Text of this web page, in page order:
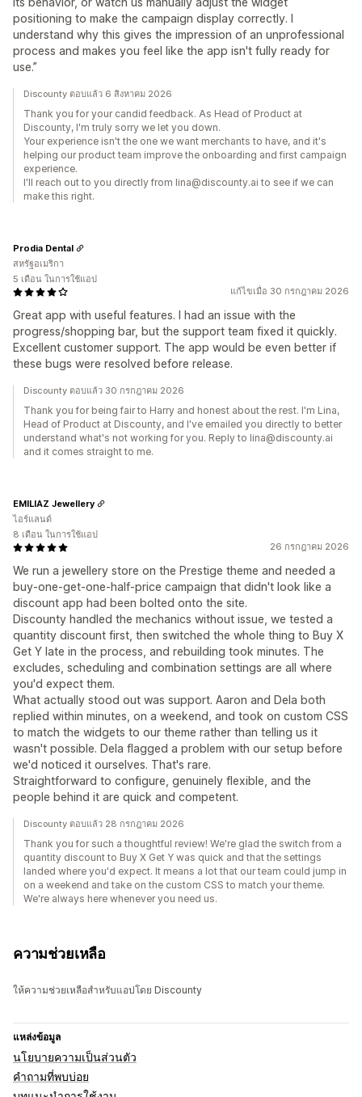
positioning to make the campaign display correctly. I
understand why this gives the impression of an unprofessional
process and makes you feel like the app isn't fully ready for
use.”
Discounty ตอบแล้ว 6 สิงหาคม 2026
Thank you for your candid feedback. As Head of Product at
Discounty, I'm truly sorry we let you down.
Your experience isn't the one we want merchants to have, and it's
helping our product team improve the onboarding and first campaign
experience.
I'll reach out to you directly from lina@discounty.ai to see if we can
make this right.
แก้ไขเมื่อ 30 กรกฎาคม 2026
Great app with useful features. I had an issue with the
progress/shopping bar, but the support team fixed it quickly.
Excellent customer support. The app would be even better if
these bugs were resolved before release.
Prodia Dental
สหรัฐอเมริกา
5 เดือน ในการใช้แอป
Discounty ตอบแล้ว 30 กรกฎาคม 2026
Thank you for being fair to Harry and honest about the rest. I'm Lina,
Head of Product at Discounty, and I've emailed you directly to better
understand what's not working for you. Reply to lina@discounty.ai
and it comes straight to me.
26 กรกฎาคม 2026
We run a jewellery store on the Prestige theme and needed a
buy-one-get-one-half-price campaign that didn't look like a
discount app had been bolted onto the site.
Discounty handled the mechanics without issue, we tested a
quantity discount first, then switched the whole thing to Buy X
Get Y late in the process, and rebuilding took minutes. The
excludes, scheduling and combination settings are all where
you'd expect them.
What actually stood out was support. Aaron and Dela both
replied within minutes, on a weekend, and took on custom CSS
to match the widgets to our theme rather than telling us it
wasn't possible. Dela flagged a problem with our setup before
we'd noticed it ourselves. That's rare.
Straightforward to configure, genuinely flexible, and the
people behind it are quick and competent.
EMILIAZ Jewellery
ไอร์แลนด์
8 เดือน ในการใช้แอป
Discounty ตอบแล้ว 28 กรกฎาคม 2026
Thank you for such a thoughtful review! We're glad the switch from a
quantity discount to Buy X Get Y was quick and that the settings
landed where you'd expect. It means a lot that our team could jump in
on a weekend and take on the custom CSS to match your theme.
We're always here whenever you need us.
ความช่วยเหลือ
ให้ความช่วยเหลือสำหรับแอปโดย Discounty
แหล่งข้อมูล
นโยบายความเป็นส่วนตัว
คำถามที่พบบ่อย